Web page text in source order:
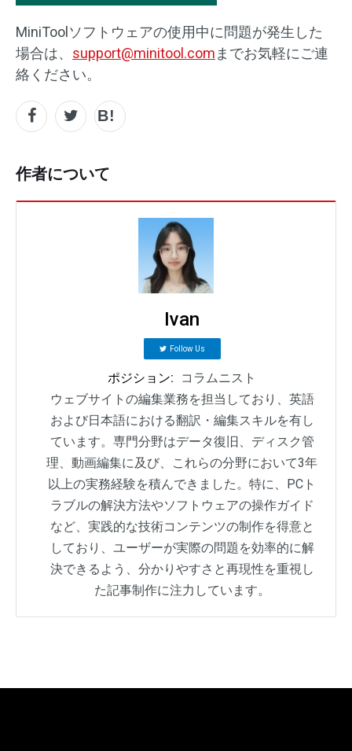
MiniToolソフトウェアの使用中に問題が発生した
場合は、 support@minitool.com までお気軽にご連
絡ください。
作者について
Ivan
Follow Us
ポジション:
コラムニスト
ウェブサイトの編集業務を担当しており、英語
および日本語における翻訳・編集スキルを有し
ています。専門分野はデータ復旧、ディスク管
理、動画編集に及び、これらの分野において3年
以上の実務経験を積んできました。特に、PCト
ラブルの解決方法やソフトウェアの操作ガイド
など、実践的な技術コンテンツの制作を得意と
しており、ユーザーが実際の問題を効率的に解
決できるよう、分かりやすさと再現性を重視し
た記事制作に注力しています。